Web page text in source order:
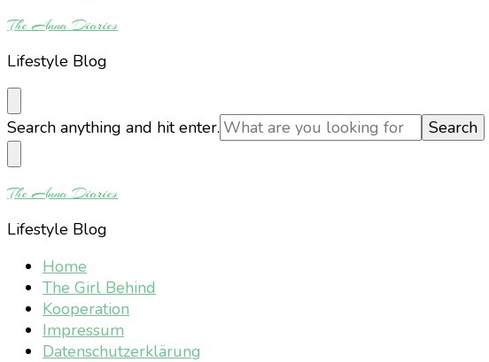
The Anna Diaries
Lifestyle Blog
Looking
for
Something?
Search anything and hit enter.
The Anna Diaries
Lifestyle Blog
Home
The Girl Behind
Kooperation
Impressum
Datenschutzerklärung